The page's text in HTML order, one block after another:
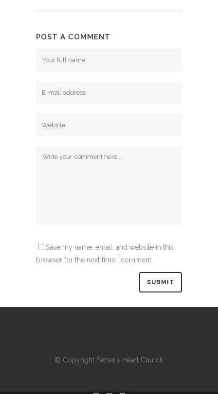
POST A COMMENT
Save my name, email, and website in this
browser for the next time I comment.
© Copyright Father's Heart Church